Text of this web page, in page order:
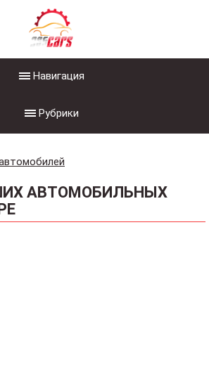
Навигация
Рубрики
АВТОМОБИЛЬНЫХ